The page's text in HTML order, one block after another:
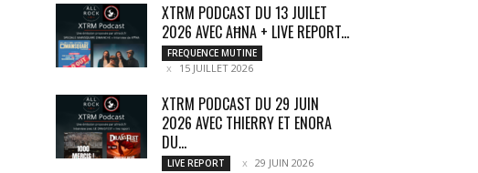
XTRM PODCAST DU 13 JUILET
2026 AVEC AĦNA + LIVE REPORT...
FREQUENCE MUTINE
15 JUILLET 2026
XTRM PODCAST DU 29 JUIN
2026 AVEC THIERRY ET ENORA
DU...
LIVE REPORT 29 JUIN 2026